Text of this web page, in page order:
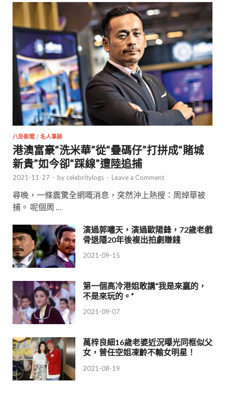
八卦新聞 / 名人事跡
港澳富豪“洗米華”從“疊碼仔”打拼成“賭城
新貴”如今卻“踩線”遭陸追捕
2021-11-27 - by celebritylogs - Leave a Comment
尋晚，一條震驚全網嘅消息，突然沖上熱搜：周焯華被
捕。 呢個周 …
演過郭嘯天，演過歐陽鋒，72歲老戲
骨退隱20年後複出拍劇賺錢
2021-09-15
第一個高冷港姐敢講“我是來贏的，
不是來玩的。”
2021-09-07
萬梓良細16歲老婆近況曝光同框似父
女，曾任空姐凍齡不輸女明星！
2021-08-19